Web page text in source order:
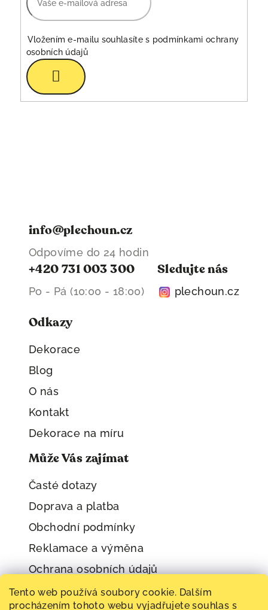
Tento web používá soubory cookie. Dalším
procházením tohoto webu vyjadřujete souhlas s
Vložením e-mailu souhlasíte s podmínkami ochrany
osobních údajů
Přihlásit
info@plechoun.cz
Odpovíme do 24 hodin
+420 731 003 300
Po - Pá (10:00 - 18:00)
Sledujte nás
plechoun.cz
Odkazy
Dekorace
Blog
O nás
Kontakt
Dekorace na míru
Může Vás zajímat
Časté dotazy
Doprava a platba
Obchodní podmínky
Reklamace a výměna
Ochrana osobních údajů